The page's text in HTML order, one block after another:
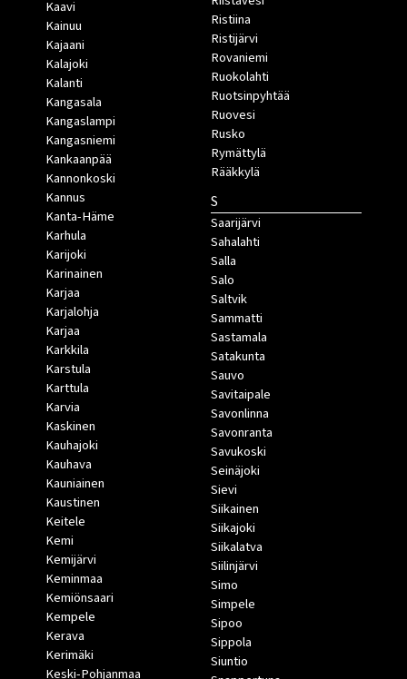
Kaavi
Kainuu
Kajaani
Kalajoki
Kalanti
Kangasala
Kangaslampi
Kangasniemi
Kankaanpää
Kannonkoski
Kannus
Kanta-Häme
Karhula
Karijoki
Karinainen
Karjaa
Karjalohja
Karjaa
Karkkila
Karstula
Karttula
Karvia
Kaskinen
Kauhajoki
Kauhava
Kauniainen
Kaustinen
Keitele
Kemi
Kemijärvi
Keminmaa
Kemiönsaari
Kempele
Kerava
Kerimäki
Keski-Pohjanmaa
Ristiina
Ristijärvi
Rovaniemi
Ruokolahti
Ruotsinpyhtää
Ruovesi
Rusko
Rymättylä
Rääkkylä
S
Saarijärvi
Sahalahti
Salla
Salo
Saltvik
Sammatti
Sastamala
Satakunta
Sauvo
Savitaipale
Savonlinna
Savonranta
Savukoski
Seinäjoki
Sievi
Siikainen
Siikajoki
Siikalatva
Siilinjärvi
Simo
Simpele
Sipoo
Sippola
Siuntio